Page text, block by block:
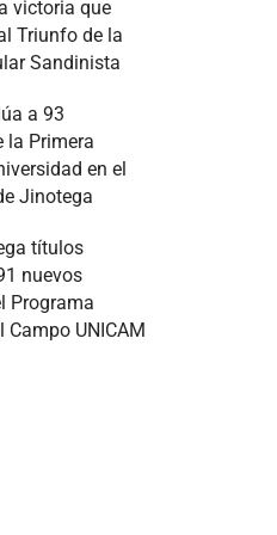
victoria que
Triunfo de la
Sandinista
a 93
la Primera
en el
Jinotega
títulos
nuevos
Programa
Campo UNICAM